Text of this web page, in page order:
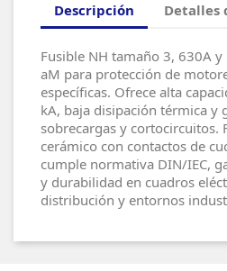
Descripción Detalles
Fusible NH tamaño 3, 630A y
aM para protección de
específicas. Ofrece alta
kA, baja disipación térmica y
sobrecargas y cortocircuitos.
cerámico con contactos de
cumple normativa DIN/IEC,
y durabilidad en cuadros
distribución y entornos